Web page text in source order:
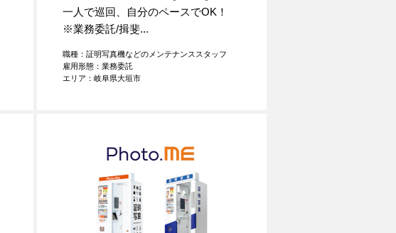
一人で巡回、自分のペースでOK！
※業務委託/揖斐...
職種：証明写真機などのメンテナンススタッフ
雇用形態：業務委託
エリア：岐阜県大垣市